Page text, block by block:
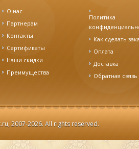
О нас
Партнерам
Контакты
Сертификаты
Наши скидки
Преимущества
Политика
Как сделать
Оплата
Доставка
Обратная связь
, 2007-2026. All rights reserved.